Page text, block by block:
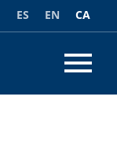
CA
EN
ES